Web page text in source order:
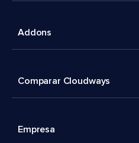
Addons
Comparar Cloudways
Empresa